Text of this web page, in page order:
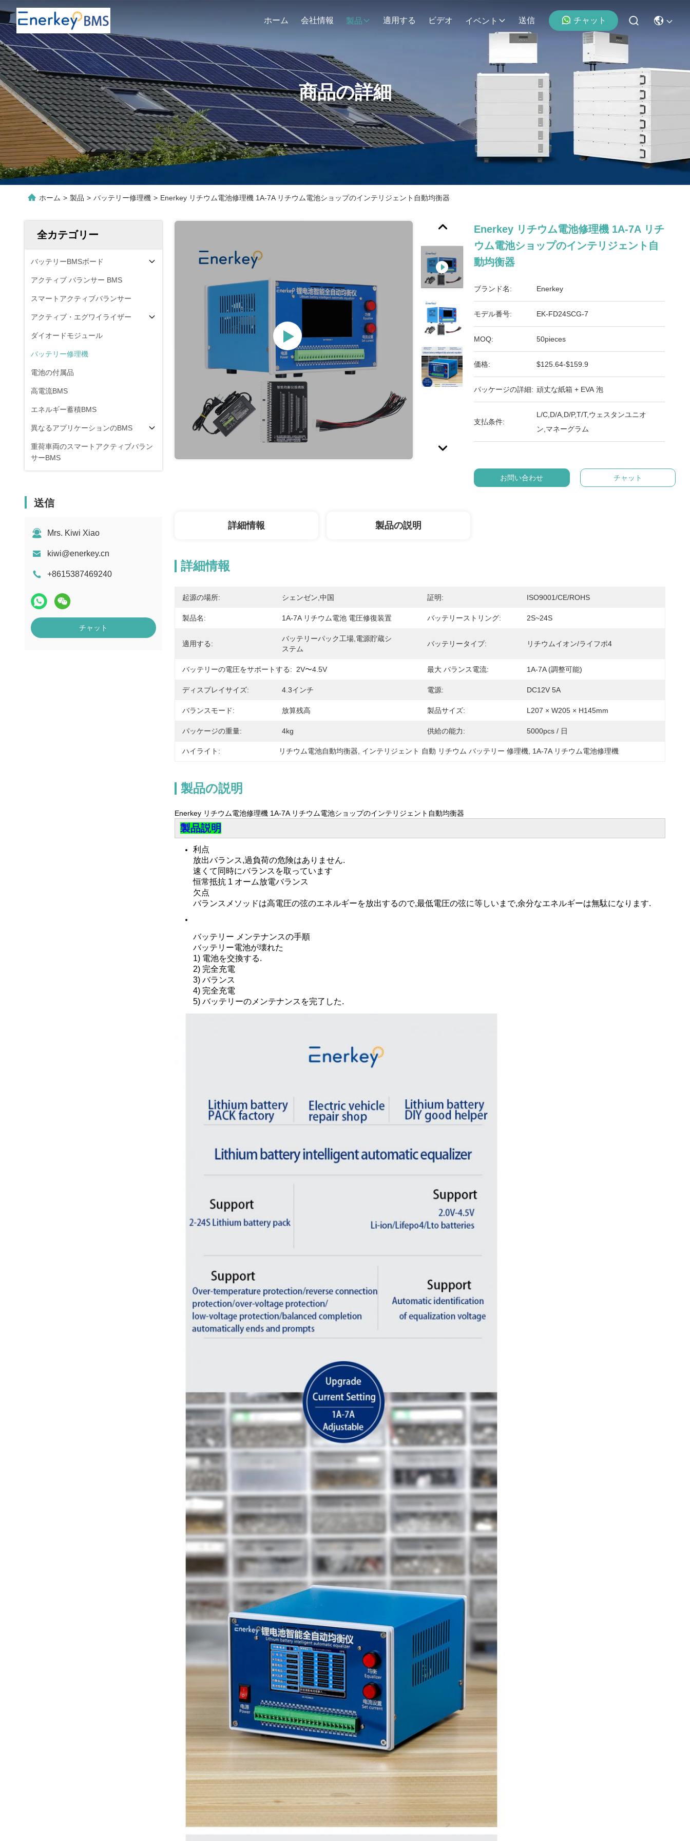
ホーム 会社情報 製品 適用する ビデオ イベント 送信 チャット
商品の詳細
ホーム > 製品 > バッテリー修理機 > Enerkey リチウム電池修理機 1A-7A リチウム電池ショップのインテリジェント自動均衡器
全カテゴリー
バッテリーBMSボード
アクティブ バランサー BMS
スマートアクティブバランサー
アクティブ・エグワイライザー
ダイオードモジュール
バッテリー修理機
電池の付属品
高電流BMS
エネルギー蓄積BMS
異なるアプリケーションのBMS
重荷車両のスマートアクティブバラン
サーBMS
送信
Mrs. Kiwi Xiao
kiwi@enerkey.cn
+8615387469240
チャット
Enerkey リチウム電池修理機 1A-7A リチ
ウム電池ショップのインテリジェント自
動均衡器
ブランド名: Enerkey
モデル番号: EK-FD24SCG-7
MOQ: 50pieces
価格: $125.64-$159.9
パッケージの詳細: 頑丈な紙箱 + EVA 泡
支払条件:
L/C,D/A,D/P,T/T,ウェスタンユニオ
ン,マネーグラム
お問い合わせ チャット
詳細情報 製品の説明
詳細情報
起源の場所: シェンゼン,中国 証明: ISO9001/CE/ROHS
製品名: 1A-7A リチウム電池 電圧修復装置 バッテリーストリング: 2S~24S
適用する:
バッテリーパック工場,電源貯蔵シ
ステム
バッテリータイプ: リチウムイオン/ライフポ4
バッテリーの電圧をサポートする: 2V〜4.5V 最大 バランス電流: 1A-7A (調整可能)
ディスプレイサイズ: 4.3インチ 電源: DC12V 5A
バランスモード: 放算残高 製品サイズ: L207 × W205 × H145mm
パッケージの重量: 4kg 供給の能力: 5000pcs / 日
ハイライト: リチウム電池自動均衡器 インテリジェント 自動 リチウム バッテリー 修理機 1A-7A リチウム電池修理機
製品の説明
Enerkey リチウム電池修理機 1A-7A リチウム電池ショップのインテリジェント自動均衡器
製品説明
利点
放出バランス,過負荷の危険はありません.
速くて同時にバランスを取っています
恒常抵抗 1 オーム放電バランス
欠点
バランスメソッドは高電圧の弦のエネルギーを放出するので,最低電圧の弦に等しいまで,余分なエネルギーは無駄になります.
バッテリー メンテナンスの手順
バッテリー電池が壊れた
1) 電池を交換する.
2) 完全充電
3) バランス
4) 完全充電
5) バッテリーのメンテナンスを完了した.